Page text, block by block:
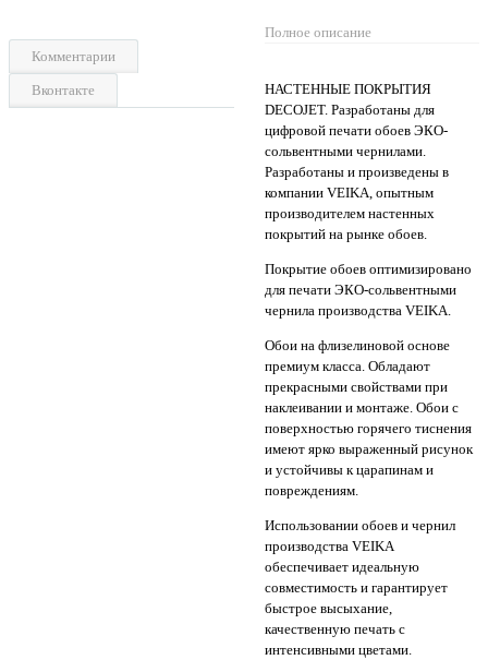
Полное описание
НАСТЕННЫЕ ПОКРЫТИЯ
DECOJET. Разработаны для
цифровой печати обоев ЭКО-
сольвентными чернилами.
Разработаны и произведены в
компании VEIKA, опытным
производителем настенных
покрытий на рынке обоев.
Покрытие обоев оптимизировано
для печати ЭКО-сольвентными
чернила производства VEIKA.
Обои на флизелиновой основе
премиум класса. Обладают
прекрасными свойствами при
наклеивании и монтаже. Обои с
поверхностью горячего тиснения
имеют ярко выраженный рисунок
и устойчивы к царапинам и
повреждениям.
Использовании обоев и чернил
производства VEIKA
обеспечивает идеальную
совместимость и гарантирует
быстрое высыхание,
качественную печать с
интенсивными цветами.
Комментарии
Вконтакте